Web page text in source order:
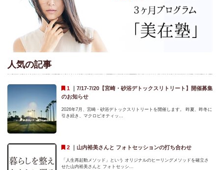
人気の記事
｜ 7/17-7/20【宮崎・砂浴デトックスリトリート】開催募集
のお知らせ
2026年7月、宮崎・砂浴デトックスリトリートを開催します。 昨夏、昨冬に
引き続き、マクロビオティッ...
｜ 山内裕美さんと フォトセッションの打ち合わせ
「人生再起動メソッド」という オリジナルのヒーリングメソッドを確立さ
せた山内裕美さんと フォトセッシ...